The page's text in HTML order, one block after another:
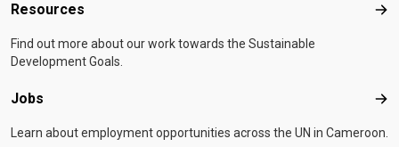
Resources
Find out more about our work towards the Sustainable
Development Goals.
Jobs
Learn about employment opportunities across the UN in Cameroon.